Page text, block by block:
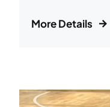
More Details